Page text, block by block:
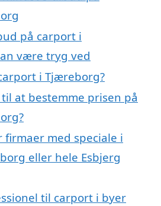
på carport i
være tryg ved
i Tjæreborg?
at bestemme prisen på
firmaer med speciale i
eller hele Esbjerg
til carport i byer